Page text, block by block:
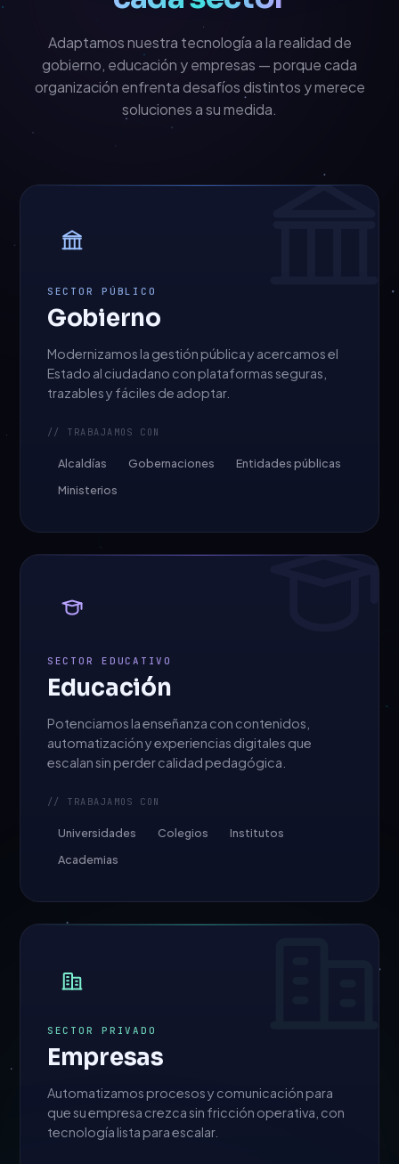
Adaptamos nuestra tecnología a la realidad de
gobierno, educación y empresas — porque cada
organización enfrenta desafíos distintos y merece
soluciones a su medida.
SECTOR PÚBLICO
Gobierno
Modernizamos la gestión pública y acercamos el
Estado al ciudadano con plataformas seguras,
trazables y fáciles de adoptar.
// TRABAJAMOS CON
Alcaldías Gobernaciones
Entidades públicas
Ministerios
SECTOR EDUCATIVO
Educación
Potenciamos la enseñanza con contenidos,
automatización y experiencias digitales que
escalan sin perder calidad pedagógica.
// TRABAJAMOS CON
Universidades Colegios
Institutos
Academias
SECTOR PRIVADO
Empresas
Automatizamos procesos y comunicación para
que su empresa crezca sin fricción operativa, con
tecnología lista para escalar.